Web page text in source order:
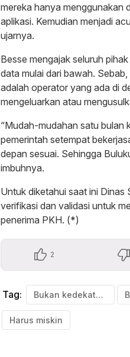
mereka hanya menggunakan
aplikasi. Kemudian menjadi
ujarnya.
Besse mengajak seluruh
data mulai dari bawah.
adalah operator yang ada di
mengeluarkan atau
“Mudah-mudahan satu bulan
pemerintah setempat
depan sesuai. Sehingga
imbuhnya.
Untuk diketahui saat ini Dinas
verifikasi dan validasi untuk
penerima PKH. (*)
2
Tag: Bukan kedekatan kades
Harus miskin